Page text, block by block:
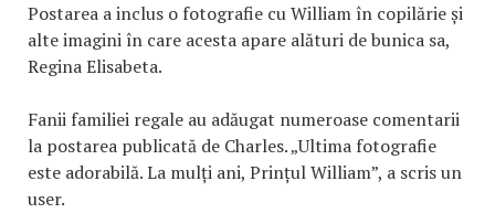
Postarea a inclus o fotografie cu William în copilărie și
alte imagini în care acesta apare alături de bunica sa,
Regina Elisabeta.
Fanii familiei regale au adăugat numeroase comentarii
la postarea publicată de Charles. „Ultima fotografie
este adorabilă. La mulți ani, Prințul William”, a scris un
user.